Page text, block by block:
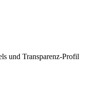
und Transparenz-Profil